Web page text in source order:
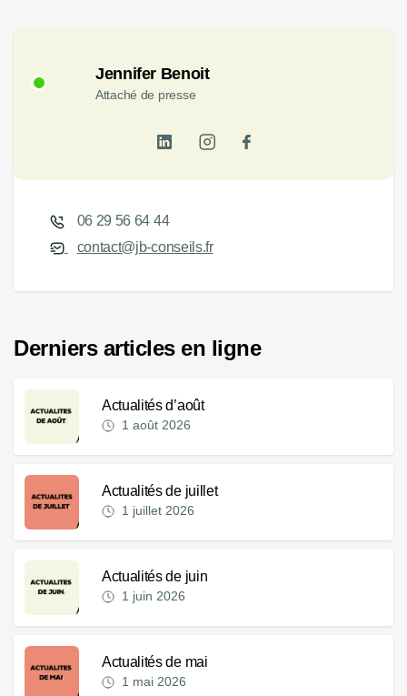
Jennifer Benoit
Attaché de presse
06 29 56 64 44
contact@jb-conseils.fr
Derniers articles en ligne
Actualités d’août
1 août 2026
Actualités de juillet
1 juillet 2026
Actualités de juin
1 juin 2026
Actualités de mai
1 mai 2026